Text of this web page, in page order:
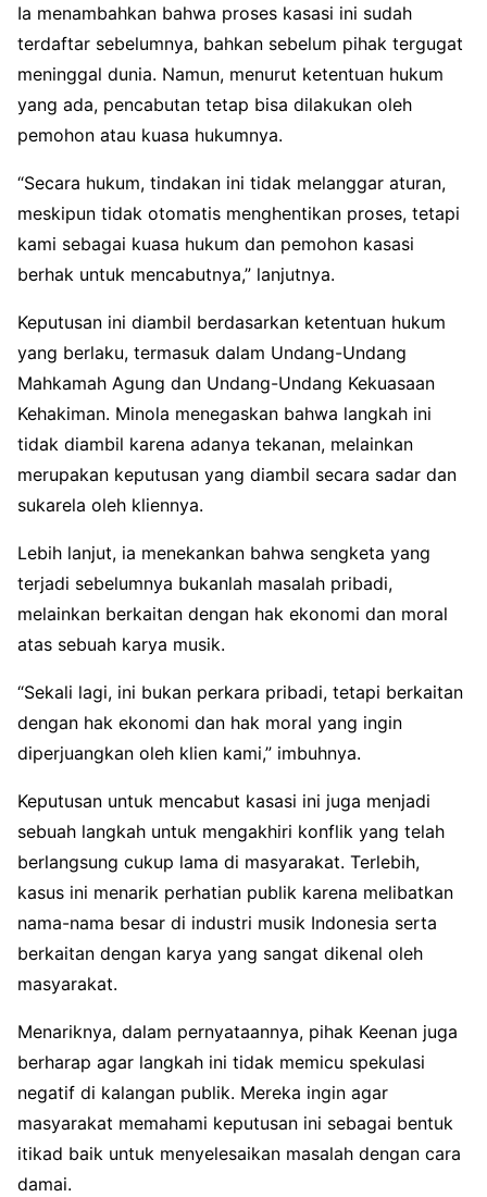
Ia menambahkan bahwa proses kasasi ini sudah
terdaftar sebelumnya, bahkan sebelum pihak tergugat
meninggal dunia. Namun, menurut ketentuan hukum
yang ada, pencabutan tetap bisa dilakukan oleh
pemohon atau kuasa hukumnya.
“Secara hukum, tindakan ini tidak melanggar aturan,
meskipun tidak otomatis menghentikan proses, tetapi
kami sebagai kuasa hukum dan pemohon kasasi
berhak untuk mencabutnya,” lanjutnya.
Keputusan ini diambil berdasarkan ketentuan hukum
yang berlaku, termasuk dalam Undang-Undang
Mahkamah Agung dan Undang-Undang Kekuasaan
Kehakiman. Minola menegaskan bahwa langkah ini
tidak diambil karena adanya tekanan, melainkan
merupakan keputusan yang diambil secara sadar dan
sukarela oleh kliennya.
Lebih lanjut, ia menekankan bahwa sengketa yang
terjadi sebelumnya bukanlah masalah pribadi,
melainkan berkaitan dengan hak ekonomi dan moral
atas sebuah karya musik.
“Sekali lagi, ini bukan perkara pribadi, tetapi berkaitan
dengan hak ekonomi dan hak moral yang ingin
diperjuangkan oleh klien kami,” imbuhnya.
Keputusan untuk mencabut kasasi ini juga menjadi
sebuah langkah untuk mengakhiri konflik yang telah
berlangsung cukup lama di masyarakat. Terlebih,
kasus ini menarik perhatian publik karena melibatkan
nama-nama besar di industri musik Indonesia serta
berkaitan dengan karya yang sangat dikenal oleh
masyarakat.
Menariknya, dalam pernyataannya, pihak Keenan juga
berharap agar langkah ini tidak memicu spekulasi
negatif di kalangan publik. Mereka ingin agar
masyarakat memahami keputusan ini sebagai bentuk
itikad baik untuk menyelesaikan masalah dengan cara
damai.